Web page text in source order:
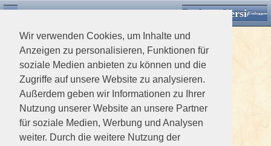
Wir verwenden Cookies, um Inhalte und
Anzeigen zu personalisieren, Funktionen für
soziale Medien anbieten zu können und die
Zugriffe auf unsere Website zu analysieren.
Außerdem geben wir Informationen zu Ihrer
Nutzung unserer Website an unsere Partner
für soziale Medien, Werbung und Analysen
weiter. Durch die weitere Nutzung der
Desktop VersionEinloggen